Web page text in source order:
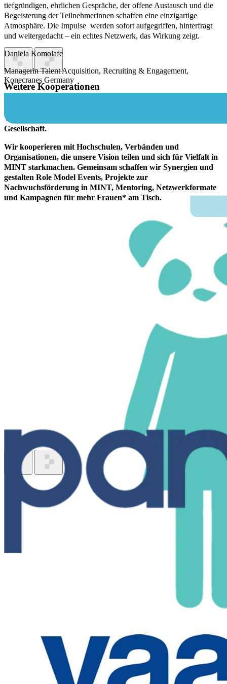
tiefgründigen, ehrlichen Gespräche, der offene Austausch und die
Begeisterung der Teilnehmerinnen schaffen eine einzigartige
Atmosphäre. Die Impulse werden sofort aufgegriffen, hinterfragt
und weitergedacht – ein echtes Netzwerk, das Wirkung zeigt.
Daniela Komolafe
Managerin Talent Acquisition, Recruiting & Engagement,
Konecranes Germany
Weitere Kooperationen
Veränderung in Technologie, Wirtschaft, Wissenschaft und
Gesellschaft.
Wir kooperieren mit Hochschulen, Verbänden und
Organisationen, die unsere Vision teilen und sich für Vielfalt in
MINT starkmachen. Gemeinsam schaffen wir Synergien und
gestalten Role Model Events, Projekte zur
Nachwuchsförderung in MINT, Mentoring, Netzwerkformate
und Kampagnen für mehr Frauen* am Tisch.